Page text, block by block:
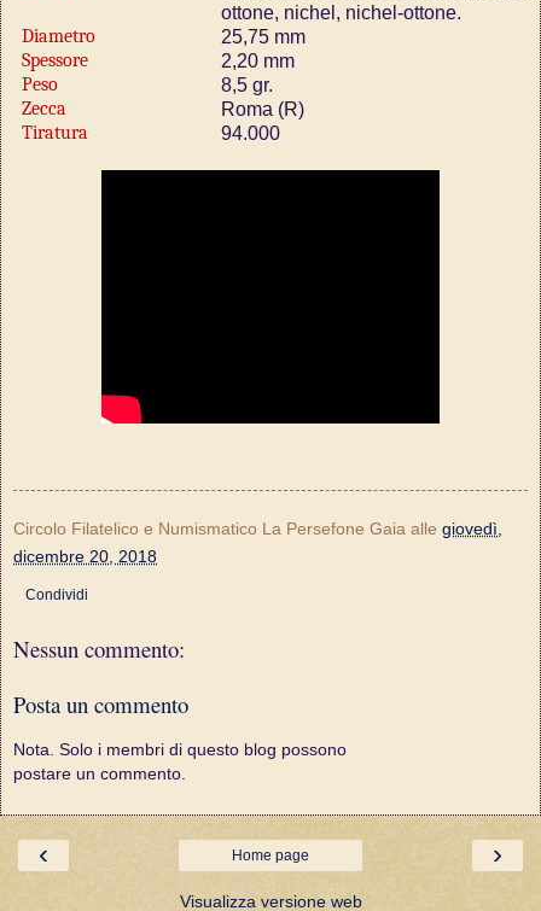
ottone, nichel, nichel-ottone.
Diametro 25,75 mm
Spessore 2,20 mm
Peso 8,5 gr.
Zecca Roma (R)
Tiratura 94.000
Circolo Filatelico e Numismatico La Persefone Gaia alle giovedì,
dicembre 20, 2018
Condividi
Nessun commento:
Posta un commento
Nota. Solo i membri di questo blog possono
postare un commento.
‹ ›
Home page
Visualizza versione web